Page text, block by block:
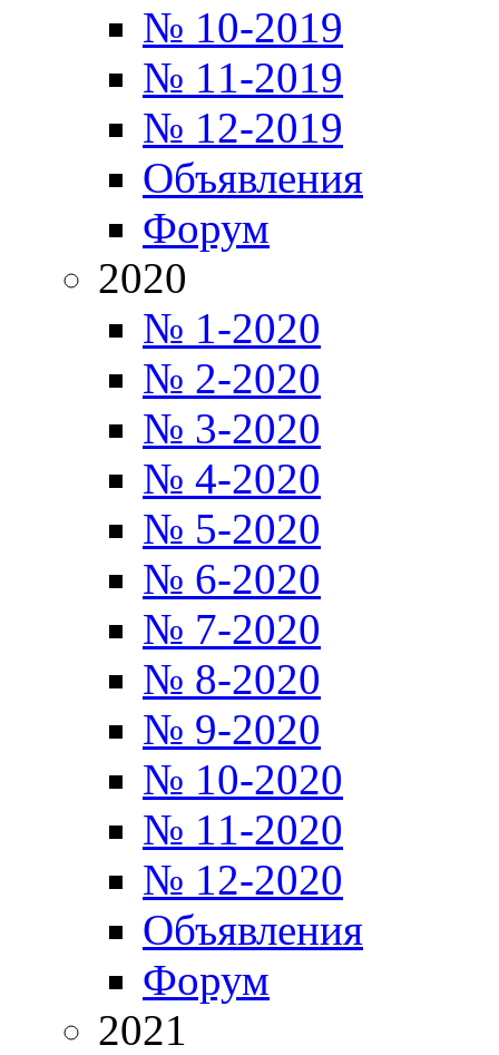
№ 10-2019
№ 11-2019
№ 12-2019
Объявления
Форум
2020
№ 1-2020
№ 2-2020
№ 3-2020
№ 4-2020
№ 5-2020
№ 6-2020
№ 7-2020
№ 8-2020
№ 9-2020
№ 10-2020
№ 11-2020
№ 12-2020
Объявления
Форум
2021